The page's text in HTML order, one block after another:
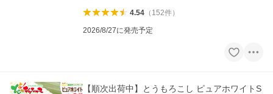
4.54（ 152件）
2026/8/27に発売予定
【順次出荷中】とうもろこし ピュアホワイトS